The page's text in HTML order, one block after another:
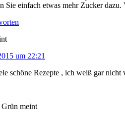
Sie einfach etwas mehr Zucker
um 22:21
schöne Rezepte , ich weiß gar
meint